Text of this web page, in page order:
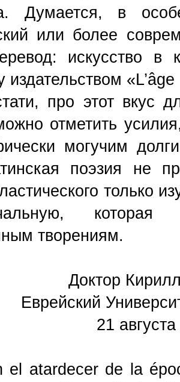
Думается, в
или более
искусство в
издательством
про этот вкус для
отметить
могучим
поэзия не
только
творениям.
Доктор
Еврейский
21
de la